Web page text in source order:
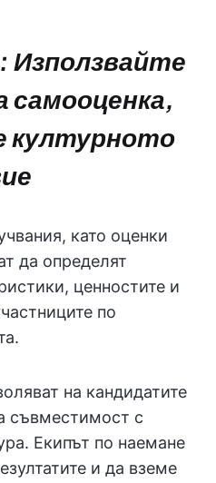
Използвайте
самооценка,
културното
като оценки
да определят
ценностите и
по
на кандидатите
съвместимост с
Екипът по наемане
и да вземе